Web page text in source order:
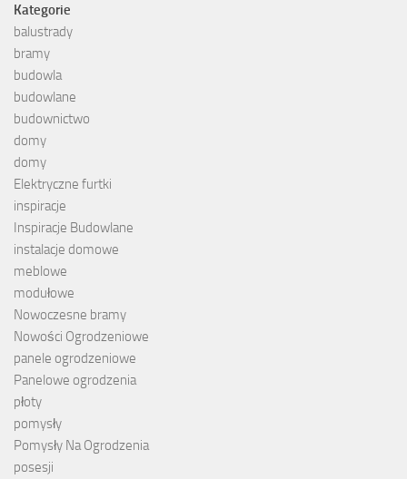
Kategorie
balustrady
bramy
budowla
budowlane
budownictwo
domy
domy
Elektryczne furtki
inspiracje
Inspiracje Budowlane
instalacje domowe
meblowe
modułowe
Nowoczesne bramy
Nowości Ogrodzeniowe
panele ogrodzeniowe
Panelowe ogrodzenia
płoty
pomysły
Pomysły Na Ogrodzenia
posesji